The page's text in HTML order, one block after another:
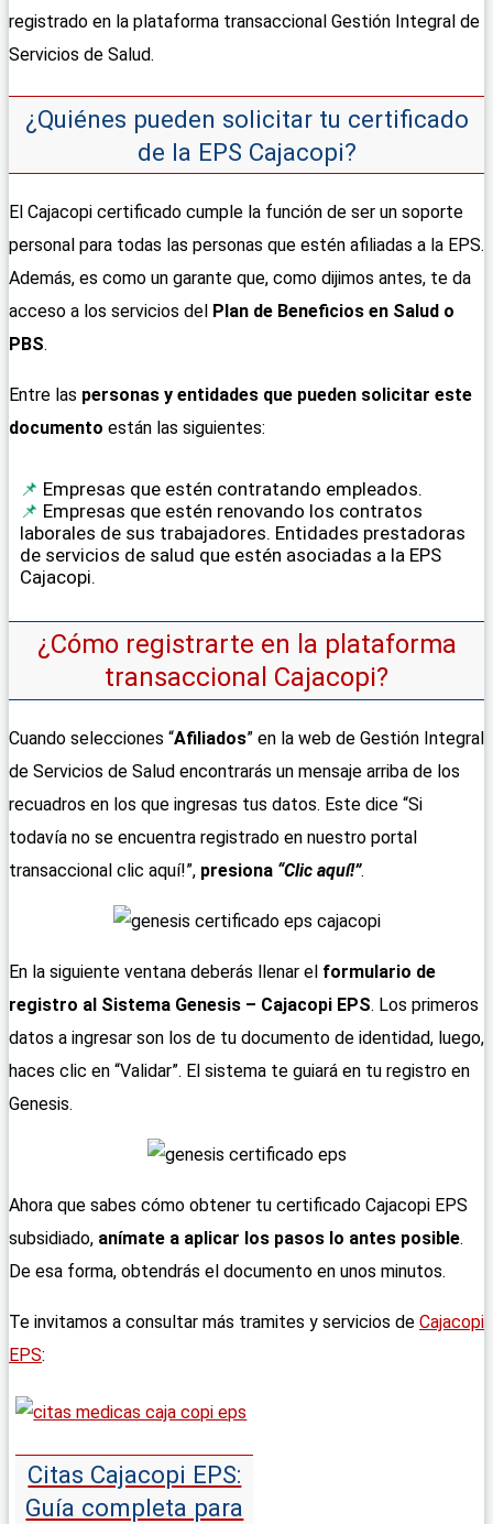
registrado en la plataforma transaccional Gestión Integral de
Servicios de Salud.
¿Quiénes pueden solicitar tu certificado
de la EPS Cajacopi?
El Cajacopi certificado cumple la función de ser un soporte
personal para todas las personas que estén afiliadas a la EPS.
Además, es como un garante que, como dijimos antes, te da
acceso a los servicios del Plan de Beneficios en Salud o
PBS.
Entre las personas y entidades que pueden solicitar este
documento están las siguientes:
Empresas que estén contratando empleados.
Empresas que estén renovando los contratos
laborales de sus trabajadores. Entidades prestadoras
de servicios de salud que estén asociadas a la EPS
Cajacopi.
¿Cómo registrarte en la plataforma
transaccional Cajacopi?
Cuando selecciones “Afiliados” en la web de Gestión Integral
de Servicios de Salud encontrarás un mensaje arriba de los
recuadros en los que ingresas tus datos. Este dice “Si
todavía no se encuentra registrado en nuestro portal
transaccional clic aquí!”, presiona “Clic aquí!”.
En la siguiente ventana deberás llenar el formulario de
registro al Sistema Genesis – Cajacopi EPS. Los primeros
datos a ingresar son los de tu documento de identidad, luego,
haces clic en “Validar”. El sistema te guiará en tu registro en
Genesis.
Ahora que sabes cómo obtener tu certificado Cajacopi EPS
subsidiado, anímate a aplicar los pasos lo antes posible.
De esa forma, obtendrás el documento en unos minutos.
Te invitamos a consultar más tramites y servicios de Cajacopi
EPS:
Citas Cajacopi EPS:
Guía completa para